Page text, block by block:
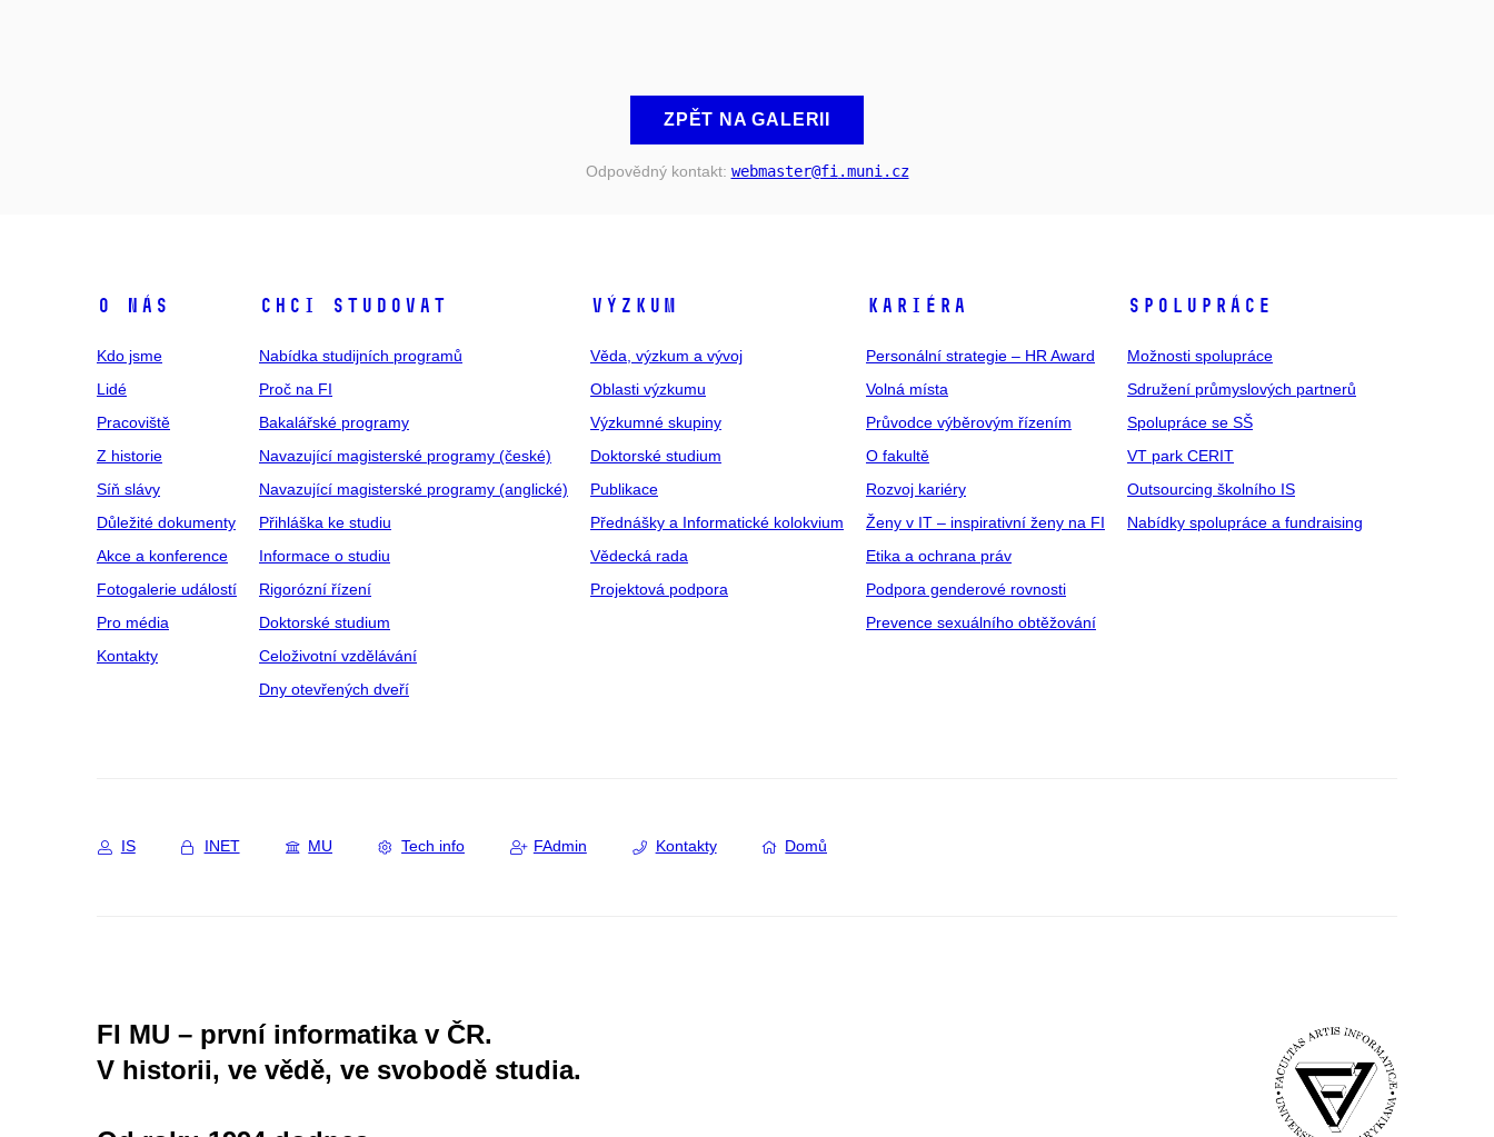
ZPĚT NA GALERII
Odpovědný kontakt: webmaster@fi .muni .cz
O NÁS
Kdo jsme
Lidé
Pracoviště
Z historie
Síň slávy
Důležité dokumenty
Akce a konference
Fotogalerie událostí
Pro média
Kontakty
CHCI STUDOVAT
Nabídka studijních programů
Proč na FI
Bakalářské programy
Navazující magisterské programy (české)
Navazující magisterské programy (anglické)
Přihláška ke studiu
Informace o studiu
Rigorózní řízení
Doktorské studium
Celoživotní vzdělávání
Dny otevřených dveří
VÝZKUM
Věda, výzkum a vývoj
Oblasti výzkumu
Výzkumné skupiny
Doktorské studium
Publikace
Přednášky a Informatické kolokvium
Vědecká rada
Projektová podpora
KARIÉRA
Personální strategie – HR Award
Volná místa
Průvodce výběrovým řízením
O fakultě
Rozvoj kariéry
Ženy v IT – inspirativní ženy na FI
Etika a ochrana práv
Podpora genderové rovnosti
Prevence sexuálního obtěžování
SPOLUPRÁCE
Možnosti spolupráce
Sdružení průmyslových partnerů
Spolupráce se SŠ
VT park CERIT
Outsourcing školního IS
Nabídky spolupráce a fundraising
IS INET MU Tech info FAdmin Kontakty Domů
FI MU – první informatika v ČR.
V historii, ve vědě, ve svobodě studia.